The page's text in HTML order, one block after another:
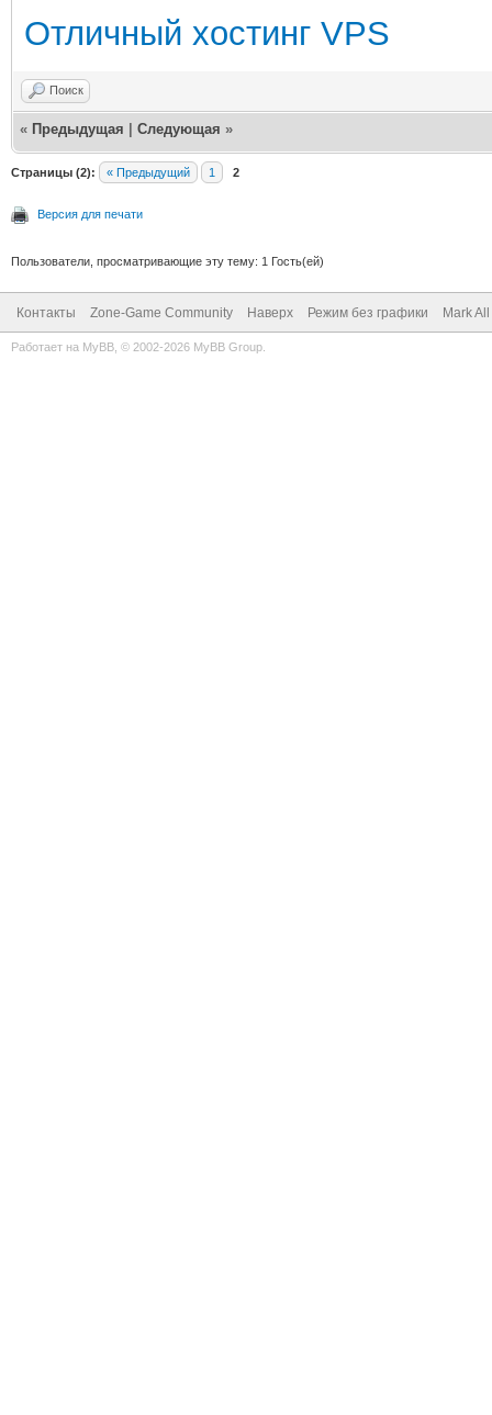
Отличный хостинг VPS
Поиск
« Предыдущая Следующая »
Страницы (2): « Предыдущий 1 2
Версия для печати
Пользователи, просматривающие эту тему: 1 Гость(ей)
Контакты Zone-Game Community Наверх Режим без графики Mark
Работает на MyBB , © 2002-2026 MyBB Group